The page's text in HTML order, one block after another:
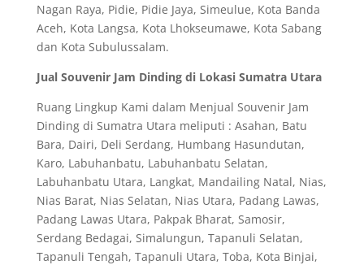
Nagan Raya, Pidie, Pidie Jaya, Simeulue, Kota Banda
Aceh, Kota Langsa, Kota Lhokseumawe, Kota Sabang
dan Kota Subulussalam.
Jual Souvenir Jam Dinding di Lokasi Sumatra Utara
Ruang Lingkup Kami dalam Menjual Souvenir Jam
Dinding di Sumatra Utara meliputi : Asahan, Batu
Bara, Dairi, Deli Serdang, Humbang Hasundutan,
Karo, Labuhanbatu, Labuhanbatu Selatan,
Labuhanbatu Utara, Langkat, Mandailing Natal, Nias,
Nias Barat, Nias Selatan, Nias Utara, Padang Lawas,
Padang Lawas Utara, Pakpak Bharat, Samosir,
Serdang Bedagai, Simalungun, Tapanuli Selatan,
Tapanuli Tengah, Tapanuli Utara, Toba, Kota Binjai,